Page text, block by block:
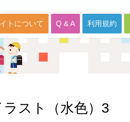
トについて Q & A 利用規約
スト（水色）3